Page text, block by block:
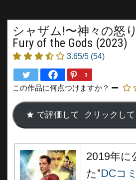
シャザム!〜神々の怒
Fury of the Gods (2023)
3.65/5 (54)
3
この作品に何点つけますか？
2019年に
た”DCコ